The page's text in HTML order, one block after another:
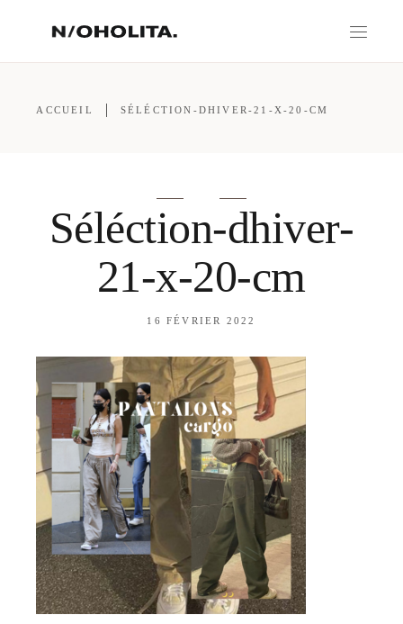
ACCUEIL SÉLÉCTION-DHIVER-21-X-20-CM
Séléction-dhiver-
21-x-20-cm
16 FÉVRIER 2022